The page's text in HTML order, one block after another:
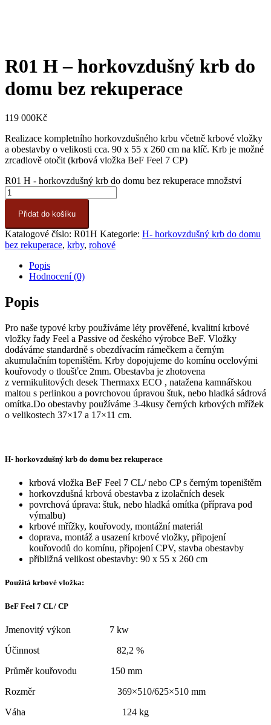
R01 H – horkovzdušný krb do
domu bez rekuperace
119 000Kč
Realizace kompletního horkovzdušného krbu včetně krbové vložky
a obestavby o velikosti cca. 90 x 55 x 260 cm na klíč. Krb je možné
zrcadlově otočit (krbová vložka BeF Feel 7 CP)
R01 H - horkovzdušný krb do domu bez rekuperace množství
Přidat do košíku
Katalogové číslo: R01H Kategorie: H- horkovzdušný krb do domu
bez rekuperace, krby, rohové
Popis
Hodnocení (0)
Popis
Pro naše typové krby používáme léty prověřené, kvalitní krbové
vložky řady Feel a Passive od českého výrobce BeF. Vložky
dodáváme standardně s obezdívacím rámečkem a černým
akumulačním topeništěm. Krby dopojujeme do komínu ocelovými
kouřovody o tloušťce 2mm. Obestavba je zhotovena
z vermikulitových desek Thermaxx ECO , natažena kamnářskou
maltou s perlinkou a povrchovou úpravou štuk, nebo hladká sádrová
omítka.Do obestavby používáme 3-4kusy černých krbových mřížek
o velikostech 37×17 a 17×11 cm.
H- horkovzdušný krb do domu bez rekuperace
krbová vložka BeF Feel 7 CL/ nebo CP s černým topeništěm
horkovzdušná krbová obestavba z izolačních desek
povrchová úprava: štuk, nebo hladká omítka (příprava pod
výmalbu)
krbové mřížky, kouřovody, montážní materiál
doprava, montáž a usazení krbové vložky, připojení
kouřovodů do komínu, připojení CPV, stavba obestavby
přibližná velikost obestavby: 90 x 55 x 260 cm
Použitá krbové vložka:
BeF Feel 7 CL/ CP
Jmenovitý výkon 7 kw
Účinnost 82,2 %
Průměr kouřovodu 150 mm
Rozměr 369×510/625×510 mm
Váha 124 kg